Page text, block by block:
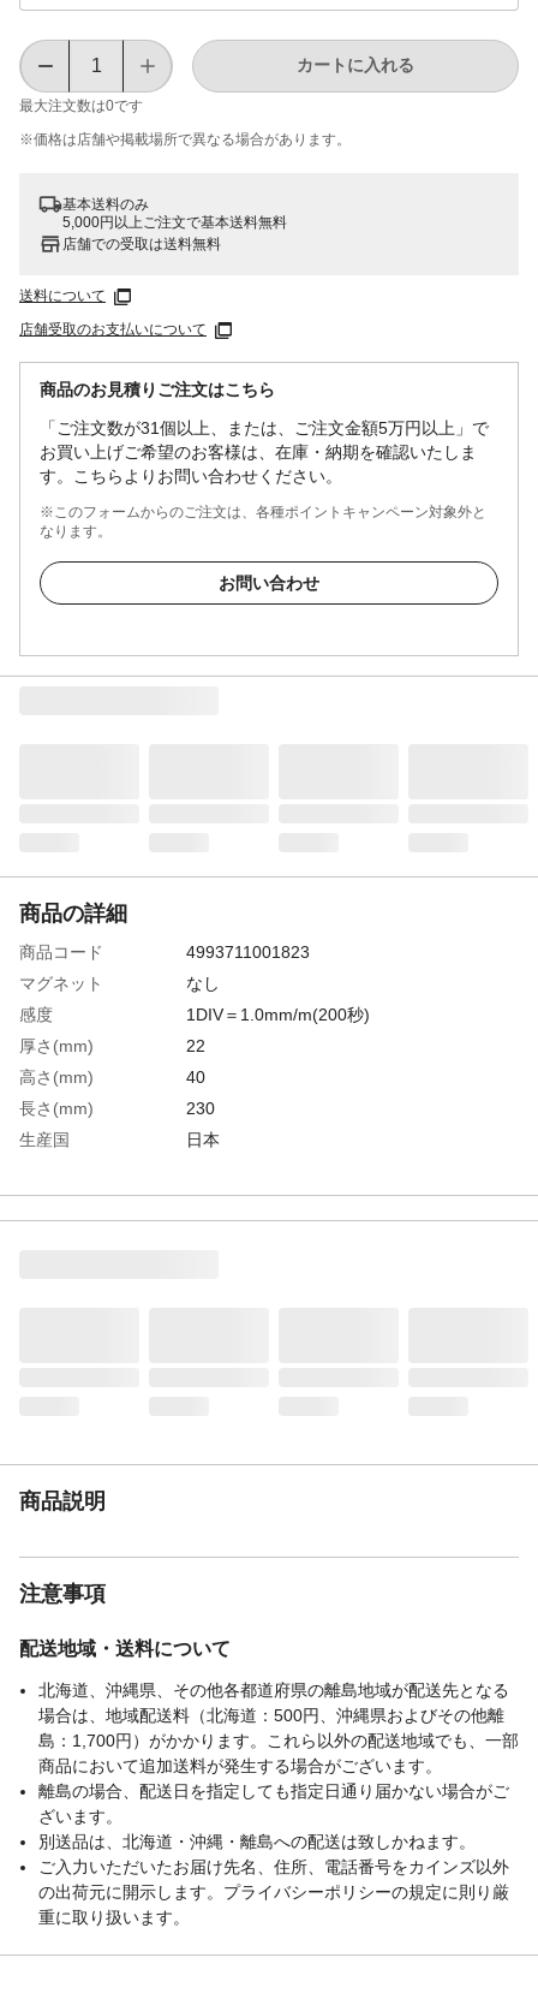
最大注文数は0です
カートに入れる
※価格は​店舗や​掲載場所で​異なる​場合が​あります。
基本送料のみ
5,000円以上ご注文で基本送料無料
店舗での受取は送料無料
送料について
店舗受取のお支払いについて
商品のお見積りご注文はこちら
「ご注文数が31個以上、または、ご注文金額5万円以上」で
お買い上げご希望のお客様は、在庫・納期を確認いたしま
す。こちらよりお問い合わせください。
※このフォームからのご注文は、各種ポイントキャンペーン対象外と
なります。
お問い合わせ
商品の詳細
商品コード
4993711001823
マグネット
なし
感度
1DIV＝1.0mm/m(200秒)
厚さ(mm)
22
高さ(mm)
40
長さ(mm)
230
生産国
日本
材質1
鋳鉄
商品説明
注意事項
配送地域・送料について
北海道、沖縄県、その他各都道府県の離島地域が配送先となる
場合は、地域配送料（北海道：500円、沖縄県およびその他離
島：1,700円）がかかります。これら以外の配送地域でも、一部
商品において追加送料が発生する場合がございます。
離島の場合、配送日を指定しても指定日通り届かない場合がご
ざいます。
別送品は、北海道・沖縄・離島への配送は致しかねます。
ご入力いただいたお届け先名、住所、電話番号をカインズ以外
の出荷元に開示します。プライバシーポリシーの規定に則り厳
重に取り扱います。